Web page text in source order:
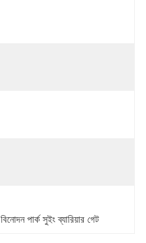
বিনোদন পার্ক সুইং ব্যারিয়ার গেট